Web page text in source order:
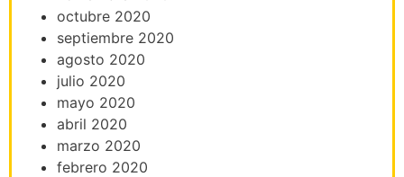
octubre 2020
septiembre 2020
agosto 2020
julio 2020
mayo 2020
abril 2020
marzo 2020
febrero 2020